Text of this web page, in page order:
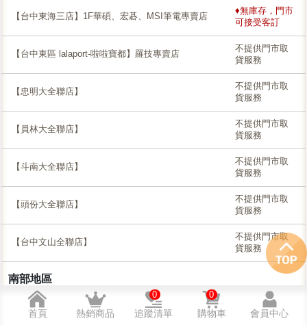
【台中東海三店】1F華碩、宏碁、MSI筆電專賣店
♦無庫存，門市
可接受客訂
【台中東區 lalaport-啦啦寶都】羅技專賣店
不提供門市取
貨服務
【忠明大全聯店】
不提供門市取
貨服務
【員林大全聯店】
不提供門市取
貨服務
【斗南大全聯店】
不提供門市取
貨服務
【頭份大全聯店】
不提供門市取
貨服務
【台中文山全聯店】
不提供門市取
貨服務
南部地區
門市名稱 目前尚有庫存
首頁 熱銷商品 追蹤清單
0
購物車
0
會員中心